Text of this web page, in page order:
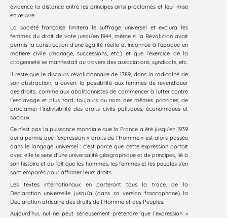
évidence la distance entre les principes ainsi proclamés et leur mise
en œuvre.
La société française limitera le suffrage universel et exclura les
femmes du droit de vote jusqu’en 1944, même si la Révolution avait
permis la construction d’une égalité réelle et inconnue à l’époque en
matière civile (mariage, successions, etc.) et que l’exercice de la
citoyenneté se manifestait au travers des associations, syndicats, etc.
Il reste que le discours révolutionnaire de 1789, dans la radicalité de
son abstraction, a ouvert la possibilité aux femmes de revendiquer
des droits, comme aux abolitionnistes de commencer à lutter contre
l’esclavage et plus tard, toujours au nom des mêmes principes, de
proclamer l’indivisibilité des droits civils politiques, économiques et
sociaux.
Ce n’est pas la puissance mondiale que la France a été jusqu’en 1939
qui a permis que l’expression « droits de l’Homme » est alors passée
dans le langage universel : c’est parce que cette expression portait
avec elle le sens d’une universalité géographique et de principes, lié à
son histoire et au fait que les hommes, les femmes et les peuples s’en
sont emparés pour affirmer leurs droits.
Les textes internationaux en porteront tous la trace, de la
Déclaration universelle jusqu’à (dans sa version francophone) la
Déclaration africaine des droits de l’Homme et des Peuples.
Aujourd’hui, nul ne peut sérieusement prétendre que l’expression «